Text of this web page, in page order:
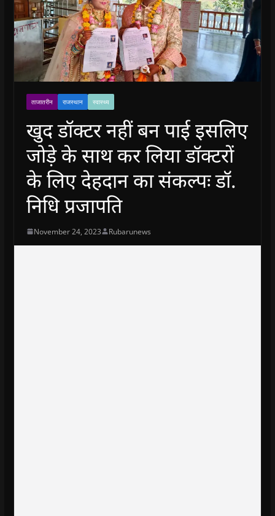
ताजातरीन राजस्थान स्वास्थ्य
खुद डॉक्टर नहीं बन पाई इसलिए
जोड़े के साथ कर लिया डॉक्टरों
के लिए देहदान का संकल्पः डॉ.
निधि प्रजापति
November 24, 2023 Rubarunews